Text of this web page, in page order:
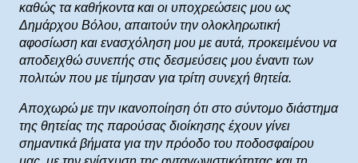
καθώς τα καθήκοντα και οι υποχρεώσεις μου ως
Δημάρχου Βόλου, απαιτούν την ολοκληρωτική
αφοσίωση και ενασχόληση μου με αυτά, προκειμένου να
αποδειχθώ συνεπής στις δεσμεύσεις μου έναντι των
πολιτών που με τίμησαν για τρίτη συνεχή θητεία.
Αποχωρώ με την ικανοποίηση ότι στο σύντομο διάστημα
της θητείας της παρούσας διοίκησης έχουν γίνει
σημαντικά βήματα για την πρόοδο του ποδοσφαίρου